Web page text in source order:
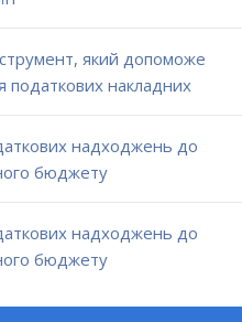
який допоможе
податкових накладних
надходжень до
бюджету
надходжень до
бюджету